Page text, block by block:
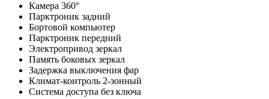
Камера 360°
Парктроник задний
Бортовой компьютер
Парктроник передний
Электропривод зеркал
Память боковых зеркал
Задержка выключения фар
Климат-контроль 2-зонный
Система доступа без ключа